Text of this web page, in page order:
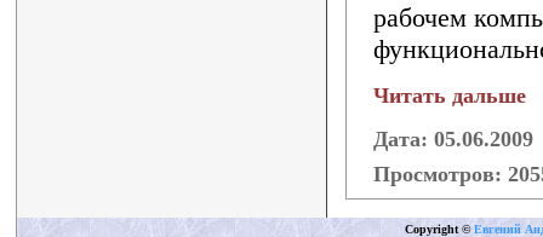
рабочем
Читать дальше
Дата: 05.06.2009
Просмотров:
Copyright © Евгений